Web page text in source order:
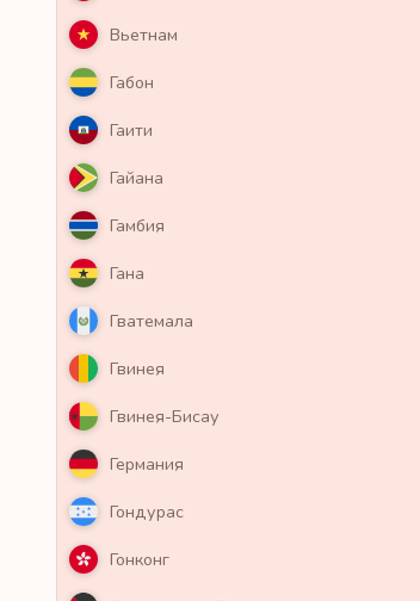
Вьетнам
Габон
Гаити
Гайана
Гамбия
Гана
Гватемала
Гвинея
Гвинея-Бисау
Германия
Гондурас
Гонконг